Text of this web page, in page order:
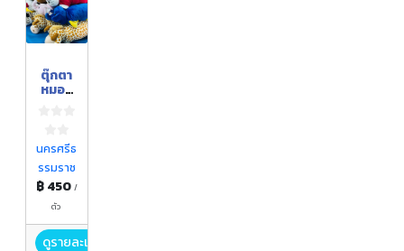
ตุ๊กตา
หมอน
นครศรีธ
รรมราช
฿ 450 /
ตัว
ดูรายละเอียด